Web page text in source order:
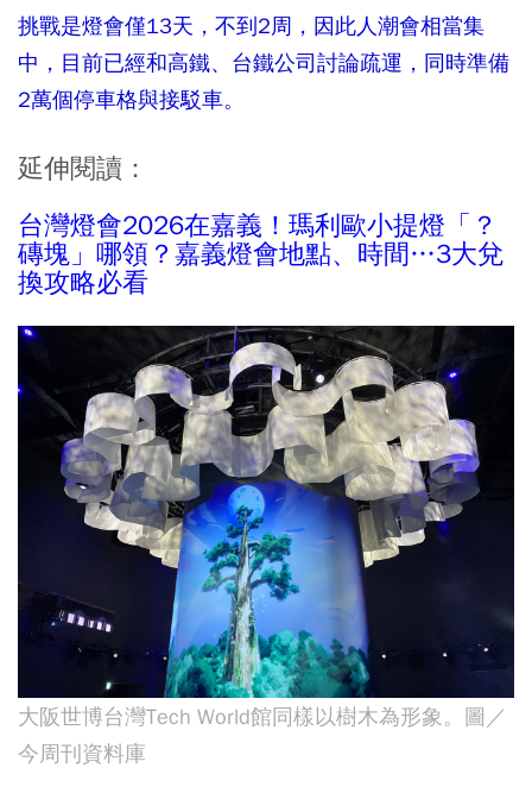
挑戰是燈會僅13天，不到2周，因此人潮會相當集
中，目前已經和高鐵、台鐵公司討論疏運，同時準備
2萬個停車格與接駁車。
延伸閱讀：
台灣燈會2026在嘉義！瑪利歐小提燈「？
磚塊」哪領？嘉義燈會地點、時間…3大兌
換攻略必看
大阪世博台灣Tech World館同樣以樹木為形象。圖／
今周刊資料庫